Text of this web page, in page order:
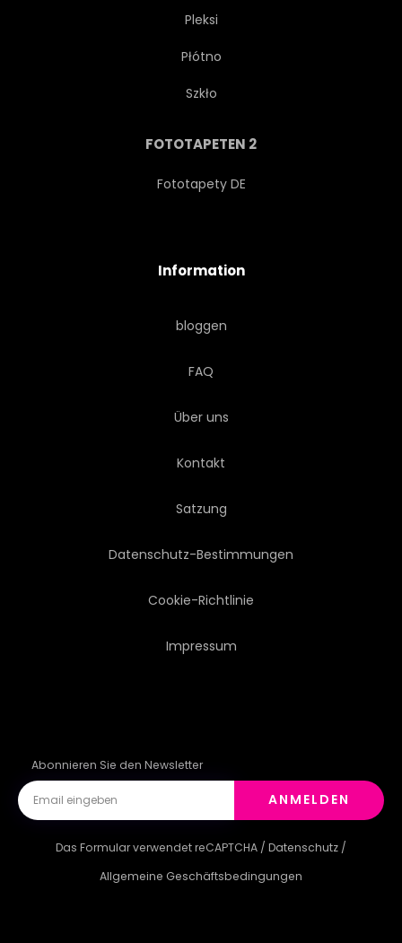
Pleksi
Płótno
Szkło
FOTOTAPETEN 2
Fototapety DE
Information
bloggen
FAQ
Über uns
Kontakt
Satzung
Datenschutz-Bestimmungen
Cookie-Richtlinie
Impressum
Abonnieren Sie den Newsletter
ANMELDEN
Das Formular verwendet reCAPTCHA / Datenschutz /
Allgemeine Geschäftsbedingungen